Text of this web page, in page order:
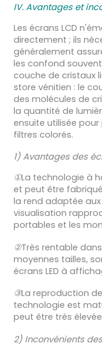
IV. Avantages et
Les écrans LCD
directement ; ils
généralement
les confond
couche de cristaux
store vénitien : le
des molécules de
la quantité de
ensuite utilisée
filtres colorés.
1) Avantages des
①La technologie à
et peut être
la rend adaptée
visualisation
portables et les
②Très rentable
moyennes tailles,
écrans LED à
③La reproduction
technologie est
peut être très
2) Inconvénients